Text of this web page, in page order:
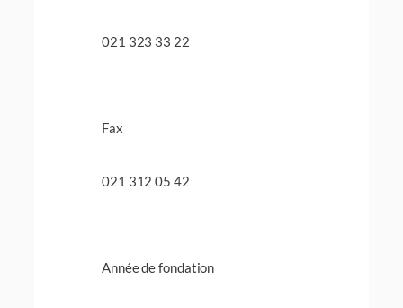
021 323 33 22
Fax
021 312 05 42
Année de fondation